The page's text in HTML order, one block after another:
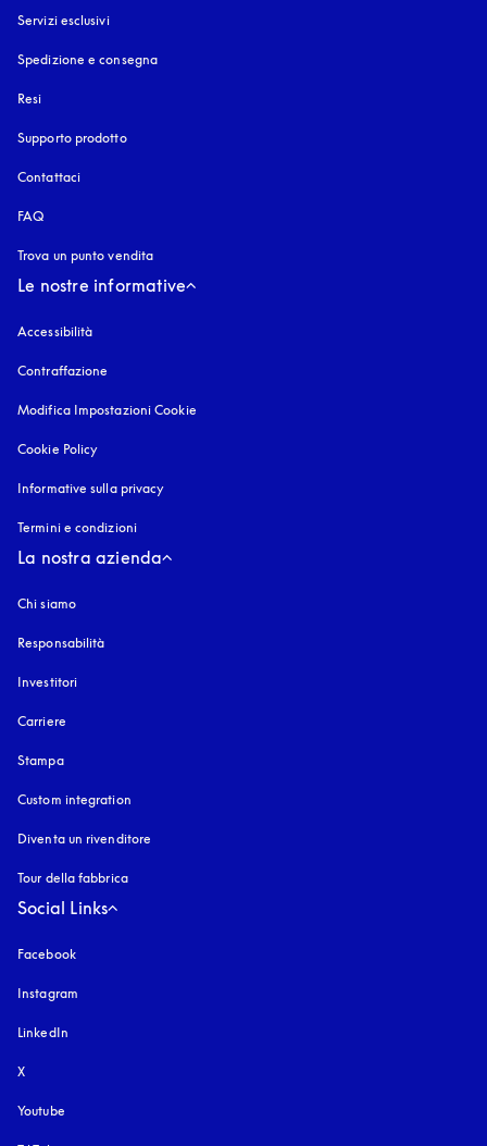
Servizi esclusivi
Spedizione e consegna
Resi
Supporto prodotto
Contattaci
FAQ
Trova un punto vendita
Le nostre informative
Accessibilità
Contraffazione
Modifica Impostazioni Cookie
Cookie Policy
Informative sulla privacy
Termini e condizioni
La nostra azienda
Chi siamo
Responsabilità
Investitori
Carriere
Stampa
Custom integration
Diventa un rivenditore
Tour della fabbrica
Social Links
Facebook
Instagram
LinkedIn
X
Youtube